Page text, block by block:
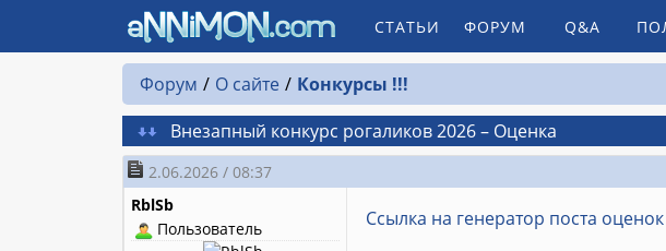
СТАТЬИ ФОРУМ Q&A
Форум О сайте Конкурсы !!!
Внезапный конкурс рогаликов 2026 – Оценка
2.06.2026 / 08:37
RblSb
Пользователь
Ссылка на генератор поста оценок